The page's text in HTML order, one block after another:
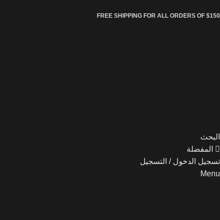
FREE SHIPPING FOR ALL ORDERS OF $150
البحث
المفضلة
تسجيل الدخول / التسجيل
Menu